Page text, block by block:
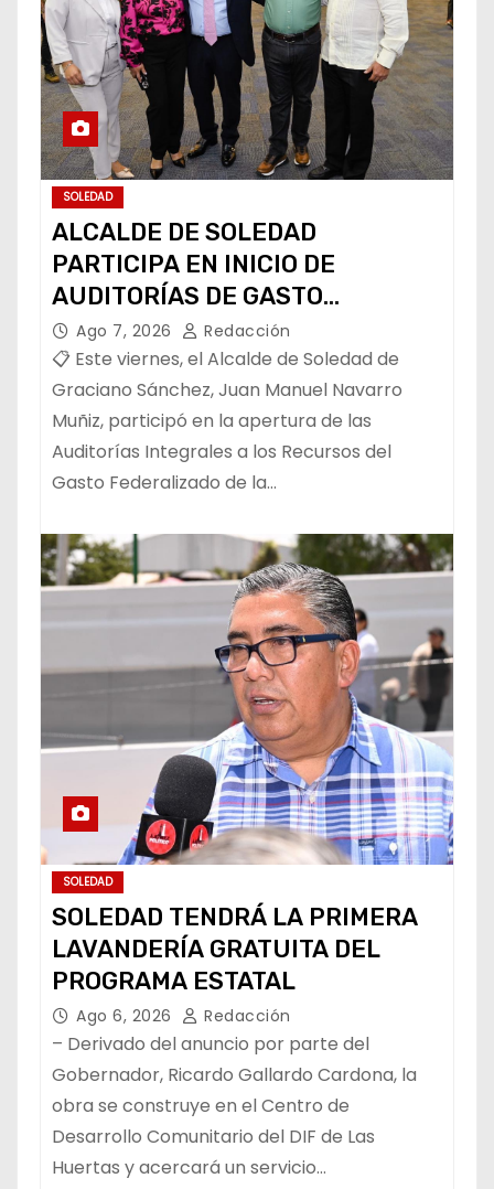
SOLEDAD
ALCALDE DE SOLEDAD
PARTICIPA EN INICIO DE
AUDITORÍAS DE GASTO
FEDERALIZADO 📝
Ago 7, 2026 Redacción
📋 Este viernes, el Alcalde de Soledad de
Graciano Sánchez, Juan Manuel Navarro
Muñiz, participó en la apertura de las
Auditorías Integrales a los Recursos del
Gasto Federalizado de la…
SOLEDAD
SOLEDAD TENDRÁ LA PRIMERA
LAVANDERÍA GRATUITA DEL
PROGRAMA ESTATAL
Ago 6, 2026 Redacción
– Derivado del anuncio por parte del
Gobernador, Ricardo Gallardo Cardona, la
obra se construye en el Centro de
Desarrollo Comunitario del DIF de Las
Huertas y acercará un servicio…